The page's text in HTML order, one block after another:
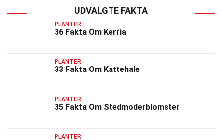
UDVALGTE FAKTA
PLANTER
36 Fakta Om Kerria
PLANTER
33 Fakta Om Kattehale
PLANTER
35 Fakta Om Stedmoderblomster
PLANTER